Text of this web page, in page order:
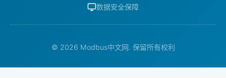
数据安全保障
© 2026 Modbus中文网. 保留所有权利